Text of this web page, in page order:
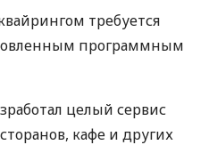
требуется
программным
целый сервис
кафе и других